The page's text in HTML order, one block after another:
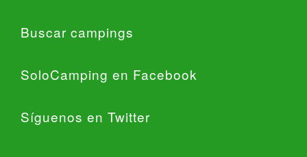
Buscar campings
SoloCamping en Facebook
Síguenos en Twitter